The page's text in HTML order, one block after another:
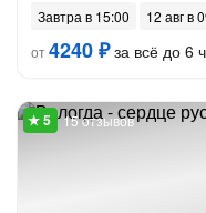
Завтра в 15:00
12 авг в
от4240 ₽за всё до 6
15 отзывов